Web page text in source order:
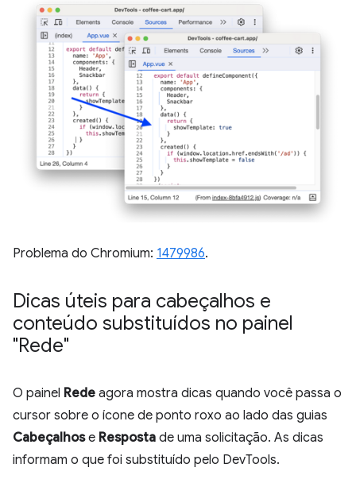
Problema do Chromium: 1479986.
Dicas úteis para cabeçalhos e
conteúdo substituídos no painel
"Rede"
O painel Rede agora mostra dicas quando você passa o
cursor sobre o ícone de ponto roxo ao lado das guias
Cabeçalhose Resposta de uma solicitação. As dicas
informam o que foi substituído pelo DevTools.